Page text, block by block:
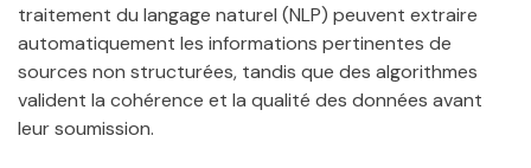
traitement du langage naturel (NLP) peuvent extraire
automatiquement les informations pertinentes de
sources non structurées, tandis que des algorithmes
valident la cohérence et la qualité des données avant
leur soumission.